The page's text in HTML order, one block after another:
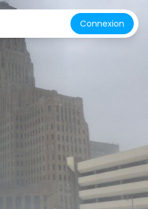
Connexion